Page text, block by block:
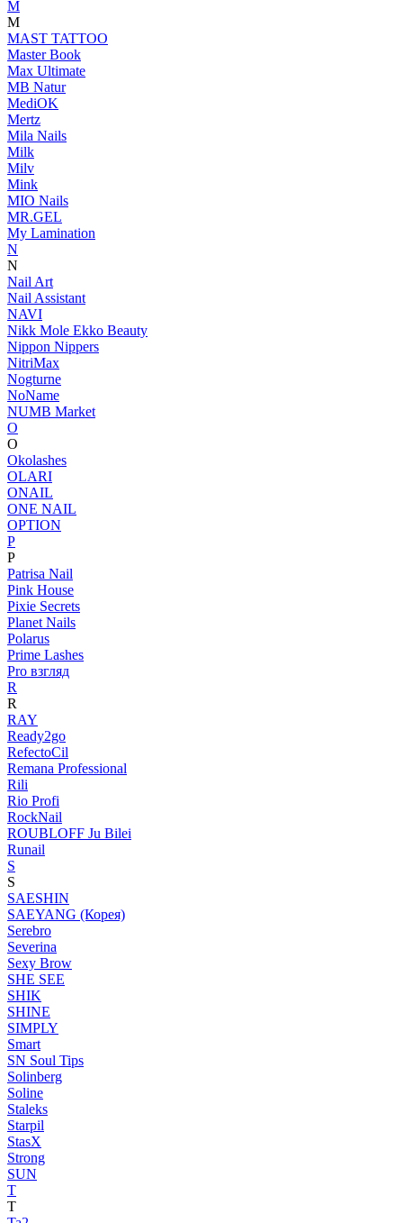
M
M
MAST TATTOO
Master Book
Max Ultimate
MB Natur
MediOK
Mertz
Mila Nails
Milk
Milv
Mink
MIO Nails
MR.GEL
My Lamination
N
N
Nail Art
Nail Assistant
NAVI
Nikk Mole Ekko Beauty
Nippon Nippers
NitriMax
Nogturne
NoName
NUMB Market
O
O
Okolashes
OLARI
ONAIL
ONE NAIL
OPTION
P
P
Patrisa Nail
Pink House
Pixie Secrets
Planet Nails
Polarus
Prime Lashes
Pro взгляд
R
R
RAY
Ready2go
RefectoCil
Remana Professional
Rili
Rio Profi
RockNail
ROUBLOFF Ju Bilei
Runail
S
S
SAESHIN
SAEYANG (Корея)
Serebro
Severina
Sexy Brow
SHE SEE
SHIK
SHINE
SIMPLY
Smart
SN Soul Tips
Solinberg
Soline
Staleks
Starpil
StasX
Strong
SUN
T
T